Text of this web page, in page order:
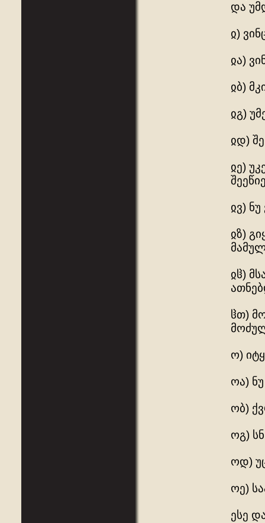
და
ჲ)
ჲა)
ჲბ)
ჲგ)
ჲდ)
ჲე)
ჲვ)
ჲზ)
ჲჱ)
ჱთ)
ო)
ოა)
ობ)
ოგ)
ოდ)
ოე)
ესე